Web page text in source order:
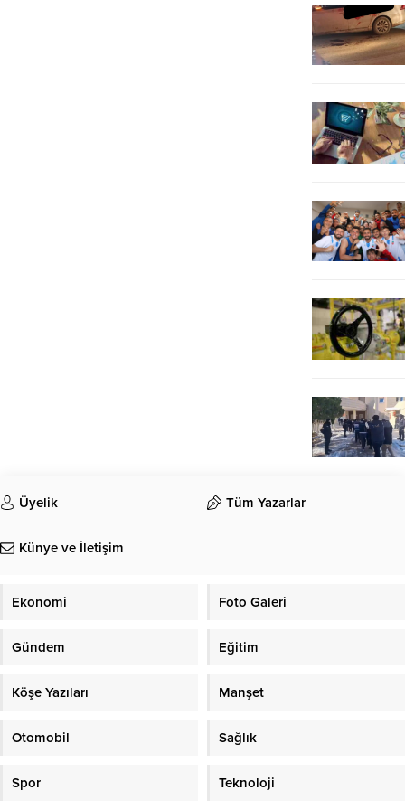
Üyelik Tüm Yazarlar
Künye ve İletişim
Ekonomi Foto Galeri
Gündem Eğitim
Köşe Yazıları Manşet
Otomobil Sağlık
Spor Teknoloji